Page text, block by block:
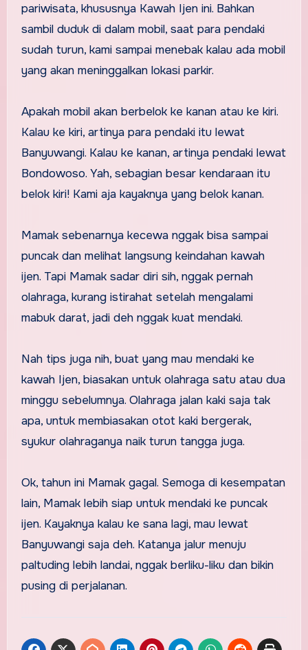
pariwisata, khususnya Kawah Ijen ini. Bahkan
sambil duduk di dalam mobil, saat para pendaki
sudah turun, kami sampai menebak kalau ada mobil
yang akan meninggalkan lokasi parkir.
Apakah mobil akan berbelok ke kanan atau ke kiri.
Kalau ke kiri, artinya para pendaki itu lewat
Banyuwangi. Kalau ke kanan, artinya pendaki lewat
Bondowoso. Yah, sebagian besar kendaraan itu
belok kiri! Kami aja kayaknya yang belok kanan.
Mamak sebenarnya kecewa nggak bisa sampai
puncak dan melihat langsung keindahan kawah
ijen. Tapi Mamak sadar diri sih, nggak pernah
olahraga, kurang istirahat setelah mengalami
mabuk darat, jadi deh nggak kuat mendaki.
Nah tips juga nih, buat yang mau mendaki ke
kawah Ijen, biasakan untuk olahraga satu atau dua
minggu sebelumnya. Olahraga jalan kaki saja tak
apa, untuk membiasakan otot kaki bergerak,
syukur olahraganya naik turun tangga juga.
Ok, tahun ini Mamak gagal. Semoga di kesempatan
lain, Mamak lebih siap untuk mendaki ke puncak
ijen. Kayaknya kalau ke sana lagi, mau lewat
Banyuwangi saja deh. Katanya jalur menuju
paltuding lebih landai, nggak berliku-liku dan bikin
pusing di perjalanan.